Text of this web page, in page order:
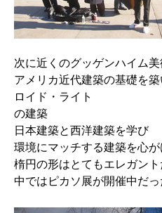
次に近くのグッゲンハイム
アメリカ近代建築の基礎を
ロイド・ライト
の建築
日本建築と西洋建築を学び
環境にマッチする建築を心
楕円の形はとてもエレガント
中ではピカソ展が開催中だっ